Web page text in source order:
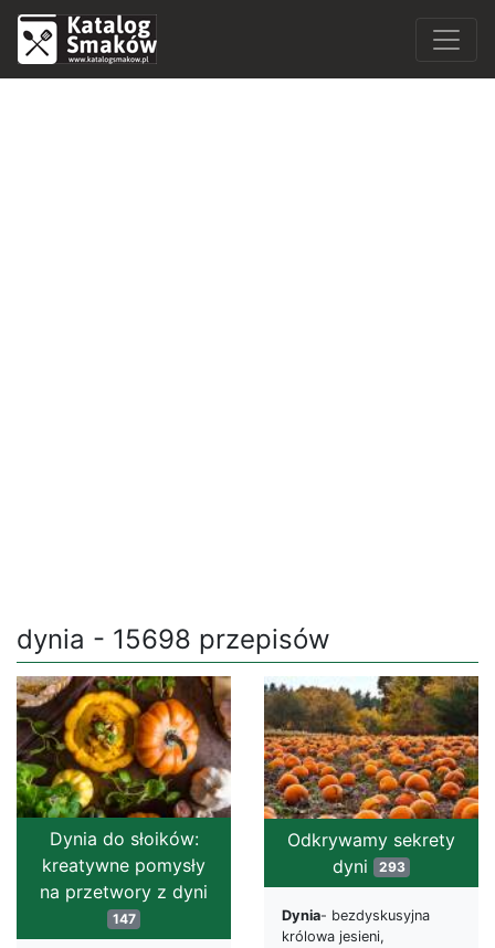
dynia - 15698 przepisów
Dynia do słoików:
kreatywne pomysły
na przetwory z dyni
147
Odkrywamy sekrety
dyni
293
Dynia- bezdyskusyjna
królowa jesieni,